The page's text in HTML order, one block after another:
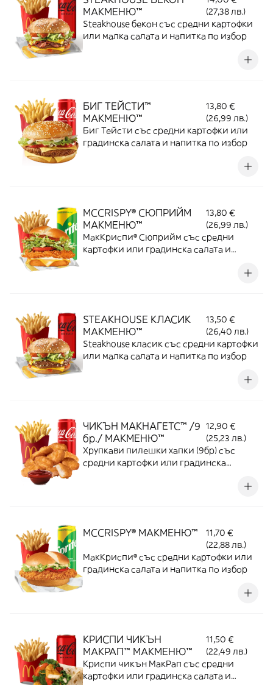
МАКМЕНЮ™
(27,38 лв.)
Steakhouse бекон със средни картофки
или малка салата и напитка по избор
БИГ ТЕЙСТИ™
МАКМЕНЮ™
13,80 €
(26,99 лв.)
Биг Тейсти със средни картофки или
градинска салата и напитка по избор
MCCRISPY® СЮПРИЙМ
МАКМЕНЮ™
13,80 €
(26,99 лв.)
МакКриспи® Сюприйм със средни
картофки или градинска салата и
STEAKHOUSE КЛАСИК
МАКМЕНЮ™
13,50 €
(26,40 лв.)
Steakhouse класик със средни картофки
или малка салата и напитка по избор
ЧИКЪН МАКНАГЕТС™ /9
бр./ МАКМЕНЮ™
12,90 €
(25,23 лв.)
Хрупкави пилешки хапки (9бр) със
средни картофки или градинска
MCCRISPY® МАКМЕНЮ™
11,70 €
(22,88 лв.)
МакКриспи® със средни картофки или
градинска салата и напитка по избор
КРИСПИ ЧИКЪН
МАКРАП™ МАКМЕНЮ™
11,50 €
(22,49 лв.)
Криспи чикън МакРап със средни
картофки или градинска салата и